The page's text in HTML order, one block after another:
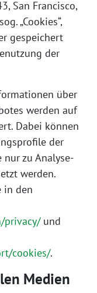
San Francisco,
„Cookies“,
gespeichert
der
über
werden auf
Dabei können
der
zu Analyse-
werden.
in den
privacy/und
cookies/.
Medien